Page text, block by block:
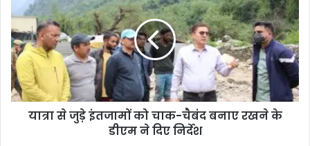
यात्रा से जुड़े इंतजामों को चाक-चैबंद बनाए रखने के
डीएम ने दिए निर्देश